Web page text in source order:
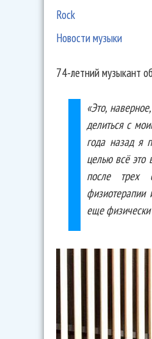
Rock
Новости музыки
74-летний музыкант
«Это,
делиться с
года назад я
целью всё это
после трех
физиотерапии
еще физически